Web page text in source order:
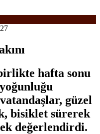
hafta sonu
güzel
bisiklet sürerek
değerlendirdi.